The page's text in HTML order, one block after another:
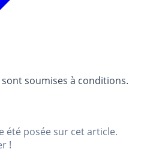
soumises à conditions.
été posée sur cet article.
!